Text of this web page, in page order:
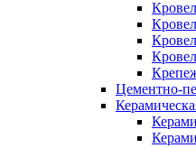
Цементно-